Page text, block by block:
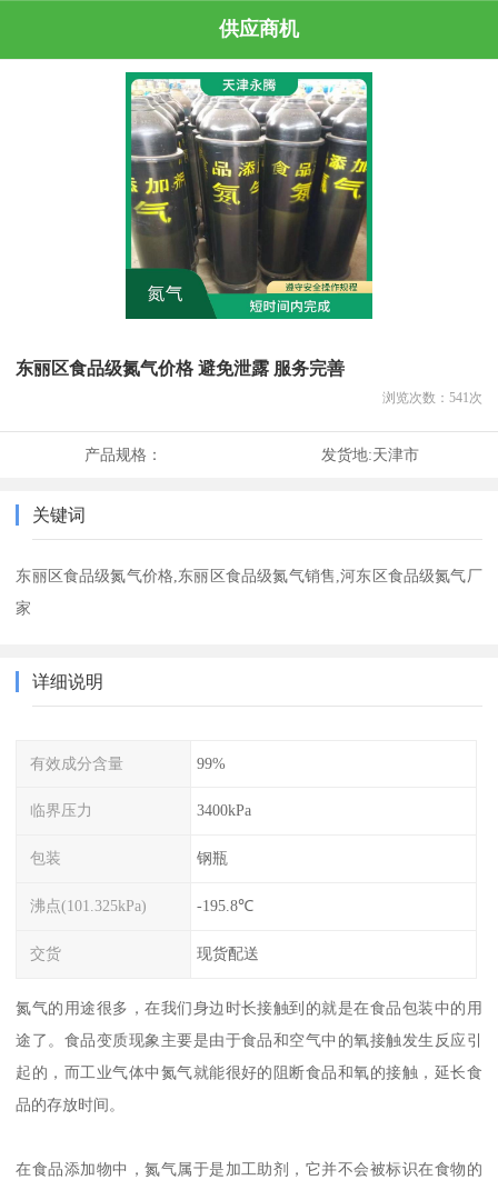
供应商机
东丽区食品级氮气价格 避免泄露 服务完善
浏览次数： 541 次
产品规格： 发货地:天津市
关键词
东丽区食品级氮气价格,东丽区食品级氮气销售,河东区食品级氮气厂
家
详细说明
有效成分含量 99%
临界压力 3400kPa
包装 钢瓶
沸点(101.325kPa) -195.8℃
交货 现货配送
氮气的用途很多，在我们身边时长接触到的就是在食品包装中的用
途了。食品变质现象主要是由于食品和空气中的氧接触发生反应引
起的，而工业气体中氮气就能很好的阻断食品和氧的接触，延长食
品的存放时间。
在食品添加物中，氮气属于是加工助剂，它并不会被标识在食物的